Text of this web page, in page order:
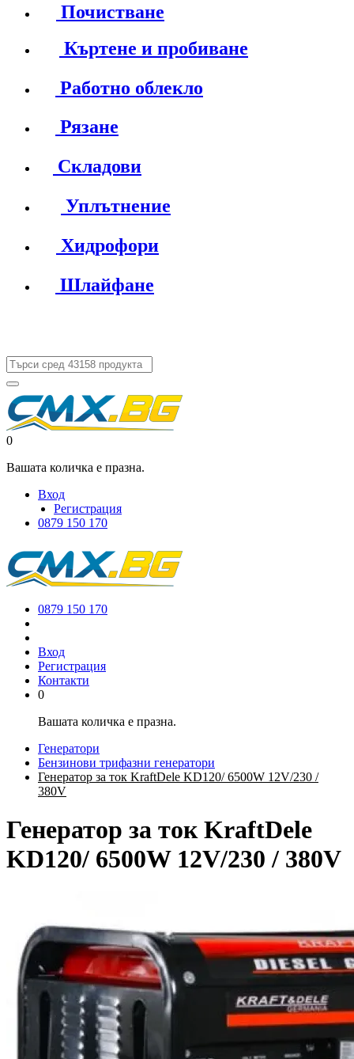
Почистване
Къртене и пробиване
Работно облекло
Рязане
Складови
Уплътнение
Хидрофори
Шлайфане
0
Вашата количка е празна.
Вход
Регистрация
0879 150 170
0879 150 170
Вход
Регистрация
Контакти
0
Вашата количка е празна.
Генератори
Бензинови трифазни генератори
Генератор за ток KraftDele KD120/ 6500W 12V/230 /
380V
Генератор за ток KraftDele
KD120/ 6500W 12V/230 / 380V